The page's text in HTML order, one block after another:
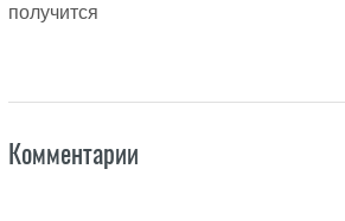
получится
Комментарии